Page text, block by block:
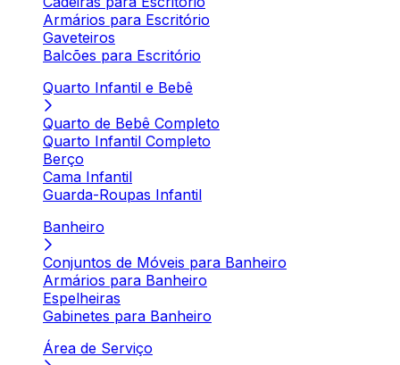
Armários para Escritório
Gaveteiros
Balcões para Escritório
Quarto Infantil e Bebê
Quarto de Bebê Completo
Quarto Infantil Completo
Berço
Cama Infantil
Guarda-Roupas Infantil
Banheiro
Conjuntos de Móveis para Banheiro
Armários para Banheiro
Espelheiras
Gabinetes para Banheiro
Área de Serviço